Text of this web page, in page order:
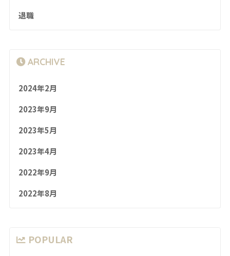
退職
ARCHIVE
2024年2月
2023年9月
2023年5月
2023年4月
2022年9月
2022年8月
POPULAR